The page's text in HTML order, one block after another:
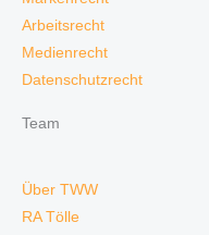
Arbeitsrecht
Medienrecht
Datenschutzrecht
Team
Über TWW
RA Tölle